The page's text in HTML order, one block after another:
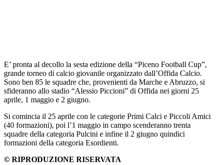
E’ pronta al decollo la sesta edizione della “Piceno Football Cup”,
grande torneo di calcio giovanile organizzato dall’Offida Calcio.
Sono ben 85 le squadre che, provenienti da Marche e Abruzzo, si
sfideranno allo stadio “Alessio Piccioni” di Offida nei giorni 25
aprile, 1 maggio e 2 giugno.
Si comincia il 25 aprile con le categorie Primi Calci e Piccoli Amici
(40 formazioni), poi l’1 maggio in campo scenderanno trenta
squadre della categoria Pulcini e infine il 2 giugno quindici
formazioni della categoria Esordienti.
© RIPRODUZIONE RISERVATA